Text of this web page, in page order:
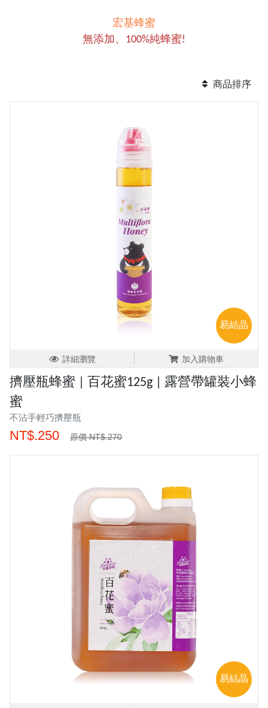
宏基蜂蜜
無添加、100%純蜂蜜!
商品排序
易結晶
詳細瀏覽 加入購物車
擠壓瓶蜂蜜 | 百花蜜125g | 露營帶罐裝小蜂
蜜
不沾手輕巧擠壓瓶
NT$.250 原價 NT$.270
易結晶